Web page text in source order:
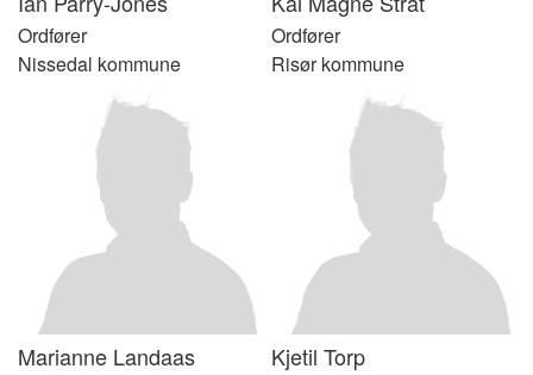
Ordfører
Nissedal kommune
Ordfører
Risør kommune
Marianne Landaas KjetilTorp